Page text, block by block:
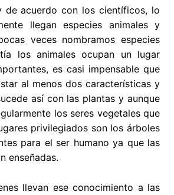
de acuerdo con los científicos, lo
llegan especies animales y
veces nombramos especies
los animales ocupan un lugar
es casi impensable que
al menos dos características y
así con las plantas y aunque
los seres vegetales que
privilegiados son los árboles
para el ser humano ya que las
enseñadas.
llevan ese conocimiento a las